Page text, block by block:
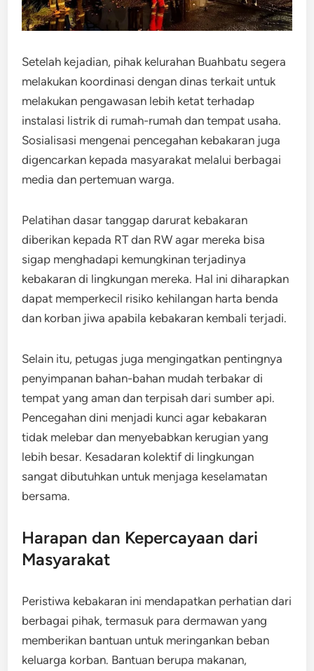
Setelah kejadian, pihak kelurahan Buahbatu segera
melakukan koordinasi dengan dinas terkait untuk
melakukan pengawasan lebih ketat terhadap
instalasi listrik di rumah-rumah dan tempat usaha.
Sosialisasi mengenai pencegahan kebakaran juga
digencarkan kepada masyarakat melalui berbagai
media dan pertemuan warga.
Pelatihan dasar tanggap darurat kebakaran
diberikan kepada RT dan RW agar mereka bisa
sigap menghadapi kemungkinan terjadinya
kebakaran di lingkungan mereka. Hal ini diharapkan
dapat memperkecil risiko kehilangan harta benda
dan korban jiwa apabila kebakaran kembali terjadi.
Selain itu, petugas juga mengingatkan pentingnya
penyimpanan bahan-bahan mudah terbakar di
tempat yang aman dan terpisah dari sumber api.
Pencegahan dini menjadi kunci agar kebakaran
tidak melebar dan menyebabkan kerugian yang
lebih besar. Kesadaran kolektif di lingkungan
sangat dibutuhkan untuk menjaga keselamatan
bersama.
Harapan dan Kepercayaan dari
Masyarakat
Peristiwa kebakaran ini mendapatkan perhatian dari
berbagai pihak, termasuk para dermawan yang
memberikan bantuan untuk meringankan beban
keluarga korban. Bantuan berupa makanan,